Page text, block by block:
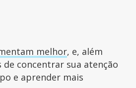
melhor, e, além
de concentrar sua atenção
e aprender mais